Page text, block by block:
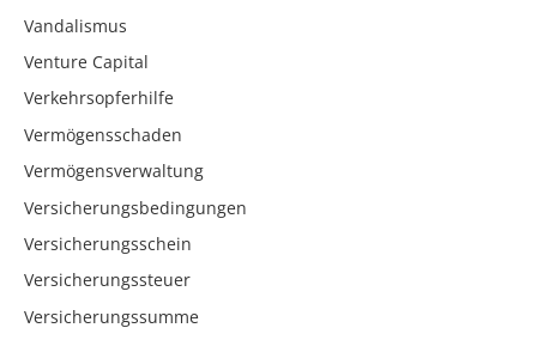
Vandalismus
Venture Capital
Verkehrsopferhilfe
Vermögensschaden
Vermögensverwaltung
Versicherungsbedingungen
Versicherungsschein
Versicherungssteuer
Versicherungssumme